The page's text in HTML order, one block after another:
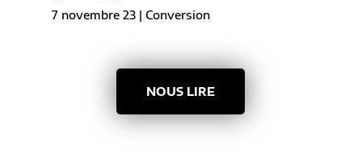
7 novembre 23| Conversion
NOUS LIRE